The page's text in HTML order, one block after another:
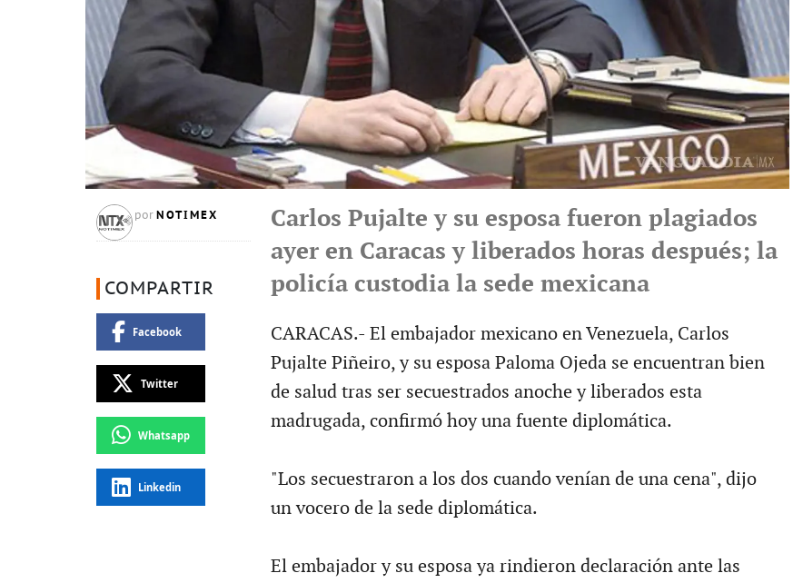
por NOTIMEX
COMPARTIR
Facebook
Twitter
Whatsapp
Linkedin
Carlos Pujalte y su esposa fueron plagiados
ayer en Caracas y liberados horas después; la
policía custodia la sede mexicana
CARACAS.- El embajador mexicano en Venezuela, Carlos
Pujalte Piñeiro, y su esposa Paloma Ojeda se encuentran bien
de salud tras ser secuestrados anoche y liberados esta
madrugada, confirmó hoy una fuente diplomática.
"Los secuestraron a los dos cuando venían de una cena", dijo
un vocero de la sede diplomática.
El embajador y su esposa ya rindieron declaración ante las